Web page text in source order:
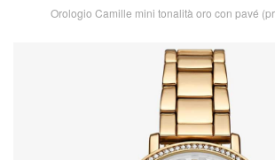
Orologio Camille mini tonalità oro con pavé